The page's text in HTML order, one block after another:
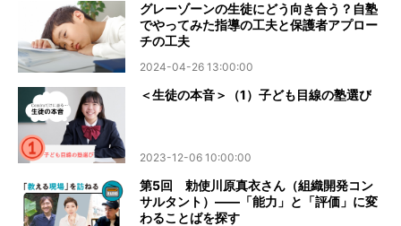
グレーゾーンの生徒にどう向き合う？自塾
でやってみた指導の工夫と保護者アプロー
チの工夫
2024-04-26 13:00:00
＜生徒の本音＞（1）子ども目線の塾選び
2023-12-06 10:00:00
第5回 勅使川原真衣さん（組織開発コン
サルタント）――「能力」と「評価」に変
わることばを探す